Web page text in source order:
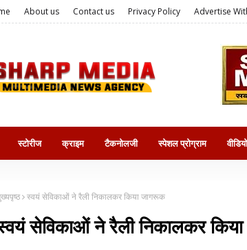
About us Contact us Privacy Policy Advertise
स्टोरीज क्राइम टैकनोलजी स्पेशल प्रोग्राम वीडियो
स्वयं सेविकाओं ने रैली निकालकर किया जागरूक
सेविकाओं ने रैली निकालकर